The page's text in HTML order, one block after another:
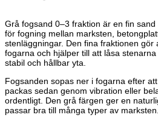
Grå fogsand 0–3 fraktion är en fin
för fogning mellan marksten,
stenläggningar. Den fina fraktionen
fogarna och hjälper till att låsa
stabil och hållbar yta.
Fogsanden sopas ner i fogarna efter
packas sedan genom vibration eller
ordentligt. Den grå färgen ger en
passar bra till många typer av marksten.